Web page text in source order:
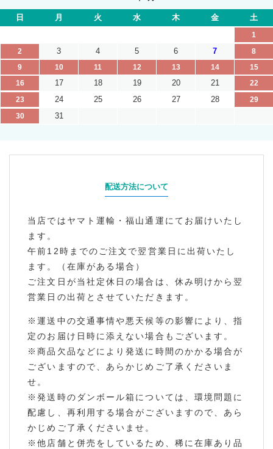
日 月 火 水 木 金 土
1
2
3 4 5 6 7
8
9
10 11 12 13 14
15
16
17 18 19 20 21
22
23
24 25 26 27 28
29
30
31
配送方法について
当店ではヤマト運輸・福山通運にてお届けいたし
ます。
午前12時までのご注文で翌営業日に出荷いたし
ます。（在庫がある場合）
ご注文日が当社定休日の場合は、休み明けから翌
営業日の出荷とさせていただきます。
※運送中の交通事情や悪天候等の影響により、指
定のお届け日時に添えない場合もございます。
※商品欠品などにより発送に時間のかかる場合が
ございますので、あらかじめご了承くださいま
せ。
※発送時のダンボール箱については、環境問題に
配慮し、再利用する場合がございますので、あら
かじめご了承くださいませ。
※他店舗と併売をしているため、稀に在庫あり品